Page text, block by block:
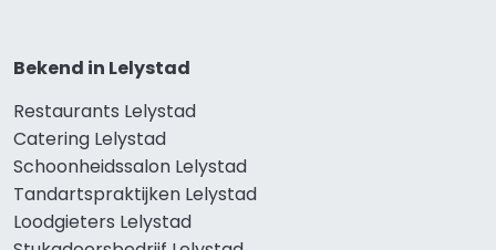
Bekend in Lelystad
Restaurants Lelystad
Catering Lelystad
Schoonheidssalon Lelystad
Tandartspraktijken Lelystad
Loodgieters Lelystad